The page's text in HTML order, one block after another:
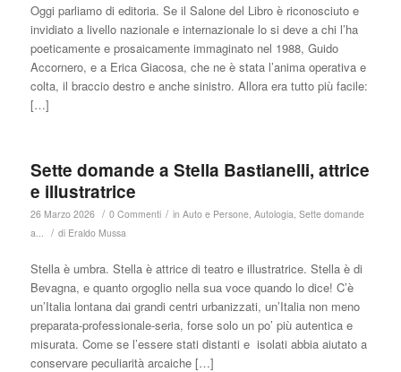
Oggi parliamo di editoria. Se il Salone del Libro è riconosciuto e
invidiato a livello nazionale e internazionale lo si deve a chi l’ha
poeticamente e prosaicamente immaginato nel 1988, Guido
Accornero, e a Erica Giacosa, che ne è stata l’anima operativa e
colta, il braccio destro e anche sinistro. Allora era tutto più facile:
[…]
Sette domande a Stella Bastianelli, attrice
e illustratrice
26 Marzo 2026 / 0 Commenti / in Auto e Persone, Autologia Sette domande
a...
/ di Eraldo Mussa
Stella è umbra. Stella è attrice di teatro e illustratrice. Stella è di
Bevagna, e quanto orgoglio nella sua voce quando lo dice! C’è
un’Italia lontana dai grandi centri urbanizzati, un’Italia non meno
preparata-professionale-seria, forse solo un po’ più autentica e
misurata. Come se l’essere stati distanti e isolati abbia aiutato a
conservare peculiarità arcaiche […]